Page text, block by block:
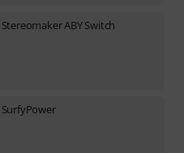
Stereomaker ABY Switch
SurfyPower